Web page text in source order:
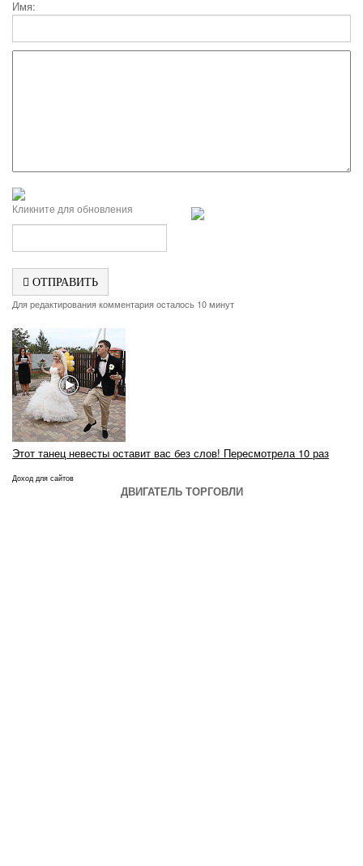
Имя:
Кликните для обновления
ОТПРАВИТЬ
Для редактирования комментария осталось 10 минут
Этот танец невесты оставит вас без слов! Пересмотрела 10 раз
Доход для сайтов
ДВИГАТЕЛЬ ТОРГОВЛИ